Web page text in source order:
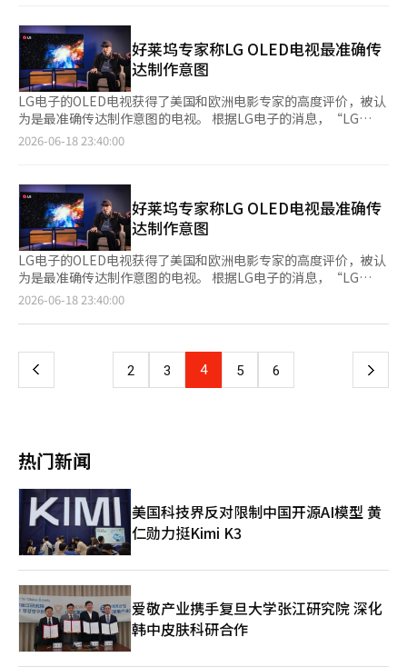
敞口的87%。公司方面还预计，剩余金额也将在明年2月之前收
回。※ 本报道经人工智能（AI）系统翻译与编辑。
16%。分析指出，中央集团旗下公司最近申请企业重组程序，导致
与其相关的信用贷款风险敞口规模相对较大，从而引发了投资者的
担忧。 对此，汉阳证券在17日的新闻稿中表示：“与中央日报及
JTBC相关的840亿韩元风险敞口的收回工作正在按计划进行，公
司的财务稳健性也保持稳定。” 市场上，中央集团旗下公司申请
企业重组程序后，相关风险敞口可能导致损失的担忧有所蔓延，但
汉阳证券提出了相当部分的资金收回计划，投资者信心有所恢复。
公司方面认为，相关风险敞口对财务稳健性的影响也有限。 特别
元，这相当于整体风险敞口的约87%。公司方面还预计，剩余金额
也将在明年2月之前收回。※ 本报道经人工智能（AI）系统翻译与
编辑。
好莱坞专家称LG OLED电视最准确传
达制作意图
LG电子的OLED电视获得了美国和欧洲电影专家的高度评价，被认
为是最准确传达制作意图的电视。 根据LG电子的消息，“LG
OLED好莱坞路演”于5月在美国洛杉矶启动，随后于6月在英国伦
作人的角度提升画质和观影体验。 今年的活动在美国洛杉矶的全
球电影制作公司“图片商”举行。HBO剧集《更衣室》的摄影指导
乔安娜·科埃略和参与过《重力》、《荒野猎人》等影片的色彩科
学家乔舒亚·法因斯等好莱坞专家出席了此次活动。 欧洲的活动
同样在英国伦敦的斯特兰德宫酒店和德国慕尼黑的“阿里”工作室
举行，众多主要OTT平台的调色师如Disney+、Apple TV+等也参
与其中。 出席活动的乔安娜·科埃略导演表示：“LG OLED电视
在明亮环境下也能准确表达黑色和对比度，减少屏幕反射，完美传
达制作意图。” 乔舒亚·法因斯则表示：“显示出与工作室参考
给人留下深刻印象。” 今年的路演以搭载“第三代Alpha 11 AI处
理器”和减少光反射的“反射自由高级”技术的“2026年款LG
品牌OLED电视的对比演示，展示了其在完美色彩、黑色表现力、
示CX负责人强调：“我们将通过与严格评估画质细微差异的内容
制作专家持续沟通与合作，不断提升LG OLED电视的画质竞争
力。”※ 本报道经人工智能（AI）系统翻译与编辑。
2026-06-18 23:40:00
好莱坞专家称LG OLED电视最准确传
达制作意图
LG电子的OLED电视获得了美国和欧洲电影专家的高度评价，被认
为是最准确传达制作意图的电视。 根据LG电子的消息，“LG
OLED好莱坞路演”于5月在美国洛杉矶启动，随后在6月分别在英
OLED电视新产品的机会。自2024年起，每年举办一次，旨在从制
球电影制作公司“皮克肖普”举行。HBO剧集《更衣室》的摄影指
导乔安娜·科埃利奥和参与过电影《重力》、《荒野猎人》的色彩
积极参与。 出席活动的乔安娜·科埃利奥导演表示：“LG OLED
电视在明亮环境中也能准确表达黑色和对比度，减少屏幕反射，完
美传达制作意图。” 乔舒亚·法因斯则表示：“显示出与工作室
参考监视器相当的卓越色彩表现力，细腻的细节没有带来色带或噪
声，令人印象深刻。” 今年的路演以搭载“第三代Alpha 11 AI处
理器”和减少光反射的“反射防护高级”技术的“2026年型LG
OLED Evo AI”为中心。其亮度相比普通OLED电视提升了最多3.9
倍，实现了LG OLED电视史上最亮的画质。此外，应用“超亮度增
强器”技术，分析每个场景并精确控制亮度，增强了画面的沉浸
感。 LG电子在现场通过与市面上的RGB LED基础LCD电视及其他
品牌OLED电视的对比演示，展示了其在完美色彩、黑色表现力、
HDR及阶调表现力等方面的差异化画质竞争力。 白善弼 LG电子显
示CX负责人强调：“我们将通过与严格评估画质细微差异的内容
2026-06-18 23:40:00
上
页
2 3 4 5 6 下
热门新闻
美国科技界反对限制中国开源AI模型 黄
仁勋力挺Kimi K3
爱敬产业携手复旦大学张江研究院 深化
韩中皮肤科研合作